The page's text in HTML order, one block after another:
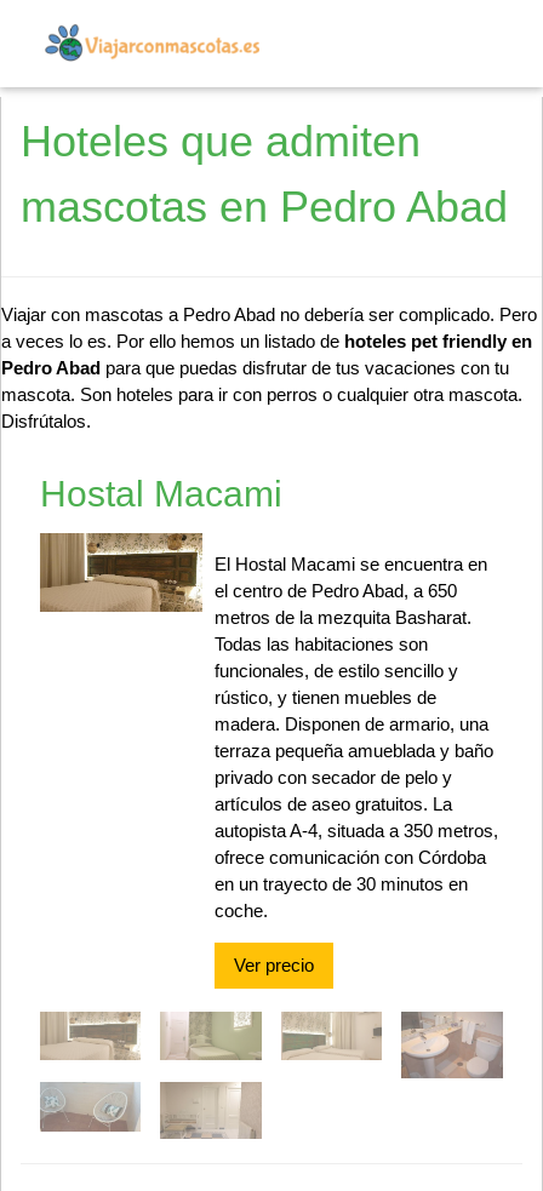
Hoteles que admiten
mascotas en Pedro Abad
Viajar con mascotas a Pedro Abad no debería ser complicado. Pero
a veces lo es. Por ello hemos un listado de hoteles pet friendly en
Pedro Abad para que puedas disfrutar de tus vacaciones con tu
mascota. Son hoteles para ir con perros o cualquier otra mascota.
Disfrútalos.
Hostal Macami
El Hostal Macami se encuentra en
el centro de Pedro Abad, a 650
metros de la mezquita Basharat.
Todas las habitaciones son
funcionales, de estilo sencillo y
rústico, y tienen muebles de
madera. Disponen de armario, una
terraza pequeña amueblada y baño
privado con secador de pelo y
artículos de aseo gratuitos. La
autopista A-4, situada a 350 metros,
ofrece comunicación con Córdoba
en un trayecto de 30 minutos en
coche.
Ver precio